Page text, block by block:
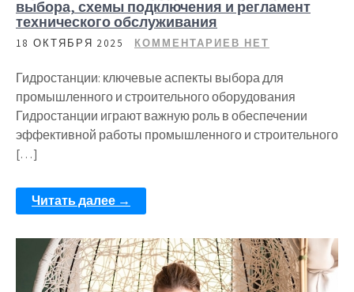
выбора, схемы подключения и регламент
технического обслуживания
18 ОКТЯБРЯ 2025 КОММЕНТАРИЕВ НЕТ
Гидростанции: ключевые аспекты выбора для
промышленного и строительного оборудования
Гидростанции играют важную роль в обеспечении
эффективной работы промышленного и строительного
[…]
Читать далее →